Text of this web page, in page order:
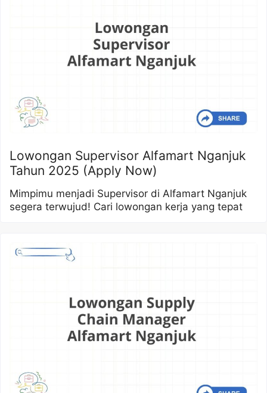
Lowongan Supervisor Alfamart Nganjuk
Tahun 2025 (Apply Now)
Mimpimu menjadi Supervisor di Alfamart Nganjuk
segera terwujud! Cari lowongan kerja yang tepat